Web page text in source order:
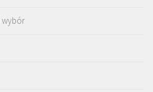
wybór